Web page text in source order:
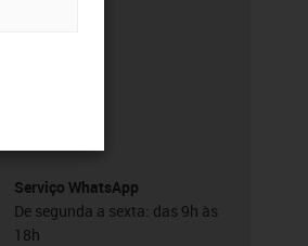
Serviço WhatsApp
De segunda a sexta: das 9h às
18h